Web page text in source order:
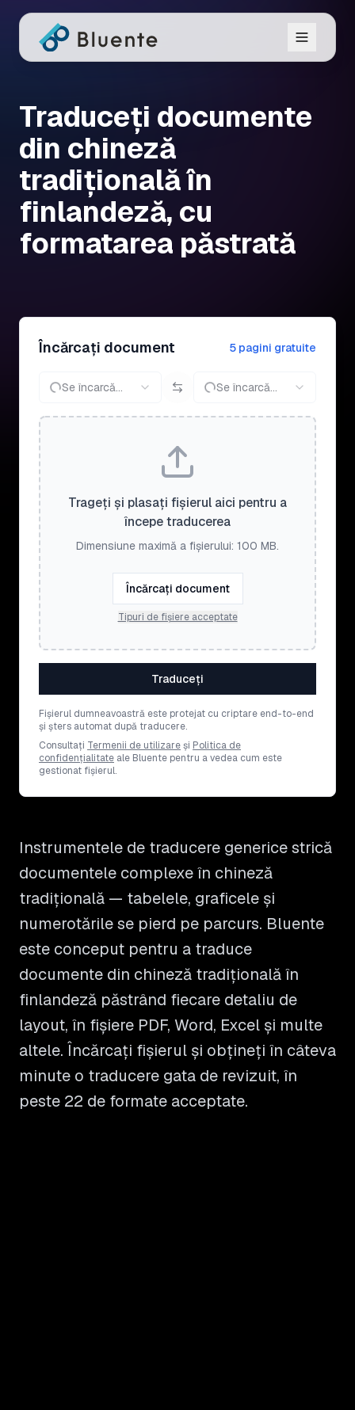
Traduceți documente
din chineză
tradițională în
finlandeză, cu
formatarea păstrată
Încărcați document 5 pagini gratuite
Se încarcă... Se încarcă...
Trageți și plasați fișierul aici pentru a
începe traducerea
Dimensiune maximă a fișierului: 100 MB.
Încărcați document
Tipuri de fișiere acceptate
Traduceți
Fișierul dumneavoastră este protejat cu criptare end-to-end
și șters automat după traducere.
Consultați Termenii de utilizareși Politica de
confidențialitate ale Bluente pentru a vedea cum este
gestionat fișierul.
Instrumentele de traducere generice strică
documentele complexe în chineză
tradițională — tabelele, graficele și
numerotările se pierd pe parcurs. Bluente
este conceput pentru a traduce
documente din chineză tradițională în
finlandeză păstrând fiecare detaliu de
layout, în fișiere PDF, Word, Excel și multe
altele. Încărcați fișierul și obțineți în câteva
minute o traducere gata de revizuit, în
peste 22 de formate acceptate.